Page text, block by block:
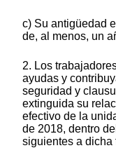
c) Su antigüedad
de, al menos, un
2. Los
ayudas y
seguridad y
extinguida su
efectivo de la
de 2018, dentro
siguientes a dicha